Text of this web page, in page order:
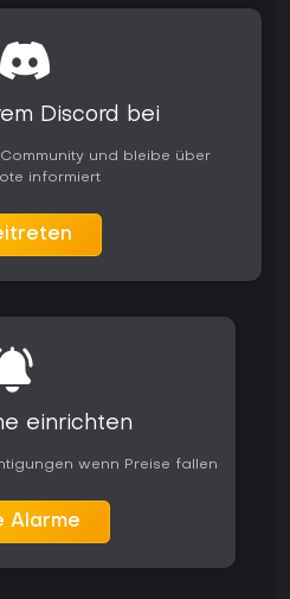
Discord bei
und bleibe über
informiert
einrichten
wenn Preise fallen
Alarme